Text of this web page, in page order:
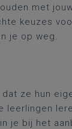
met
keuzes
je op weg.
ze hun
leerlingen
je bij het